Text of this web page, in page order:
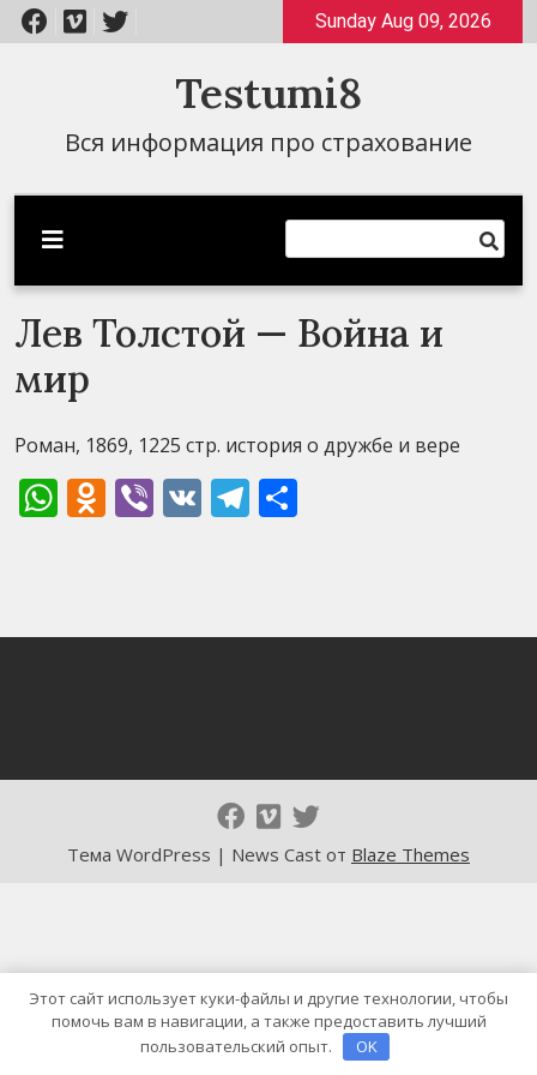
Перейти
к
Sunday Aug 09, 2026
Testumi8
Вся информация про страхование
Лев Толстой — Война и
мир
Роман, 1869, 1225 стр. история о дружбе и вере
WhatsApp
Odnoklassniki
Viber
VK Telegram
Тема WordPress | News Cast от Blaze Themes
Этот сайт использует куки-файлы и другие технологии, чтобы
помочь вам в навигации, а также предоставить лучший
пользовательский опыт.
OK